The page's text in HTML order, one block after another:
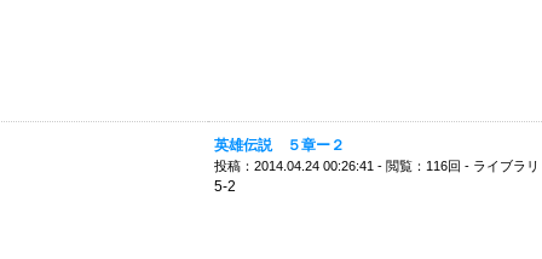
英雄伝説 ５章ー２
投稿：2014.04.24 00:26:41 - 閲覧：116回 - ライブラリ
5-2